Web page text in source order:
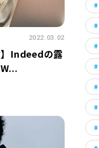
2022.03.02
】Indeedの露